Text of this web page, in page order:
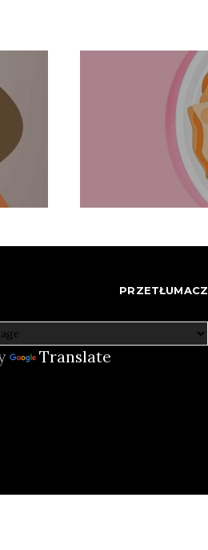
PRZETŁUMACZ
Translate